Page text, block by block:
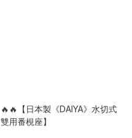
🔥🔥【日本製《DAIYA》水切式
雙用番梘座】